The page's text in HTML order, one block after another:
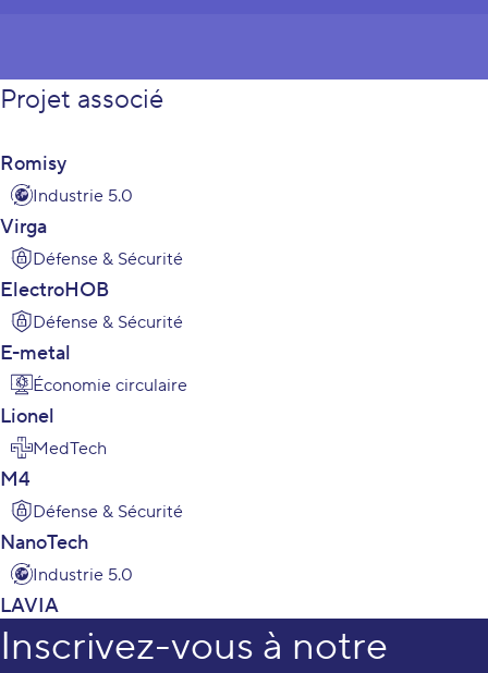
Projet associé
Romisy
Industrie 5.0
Virga
Défense & Sécurité
ElectroHOB
Défense & Sécurité
E-metal
Économie circulaire
Lionel
MedTech
M4
Défense & Sécurité
NanoTech
Industrie 5.0
LAVIA
Inscrivez-vous à notre